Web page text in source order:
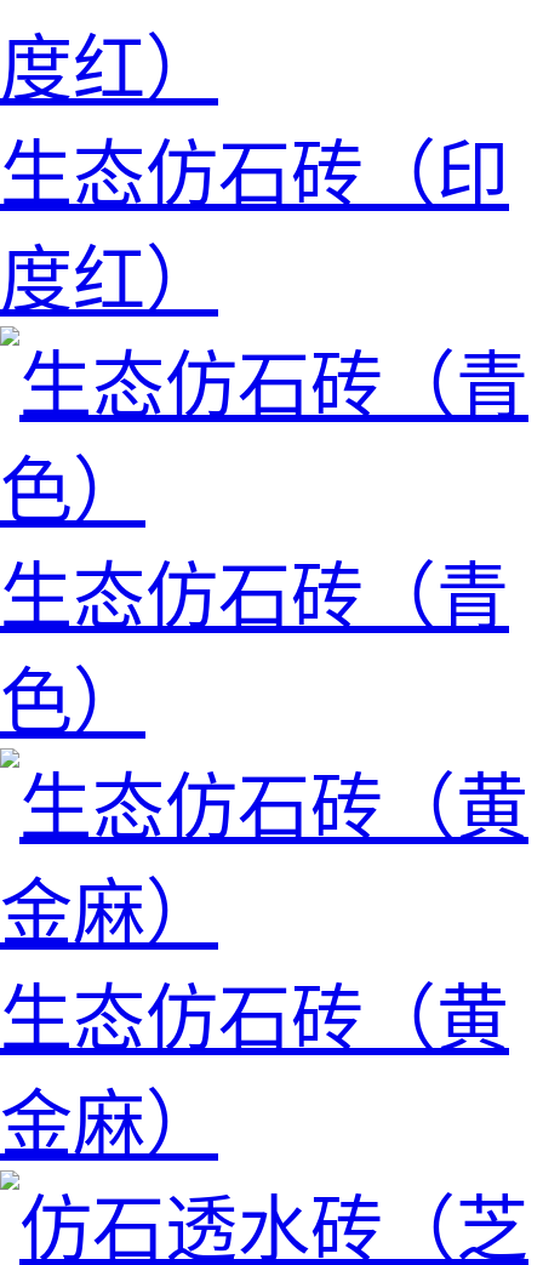
生态仿石砖（印
度红）
生态仿石砖（青
色）
生态仿石砖（黄
金麻）